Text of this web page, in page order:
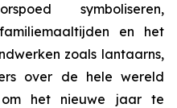
symboliseren,
en het
zoals lantaarns,
over de hele wereld
het nieuwe jaar te